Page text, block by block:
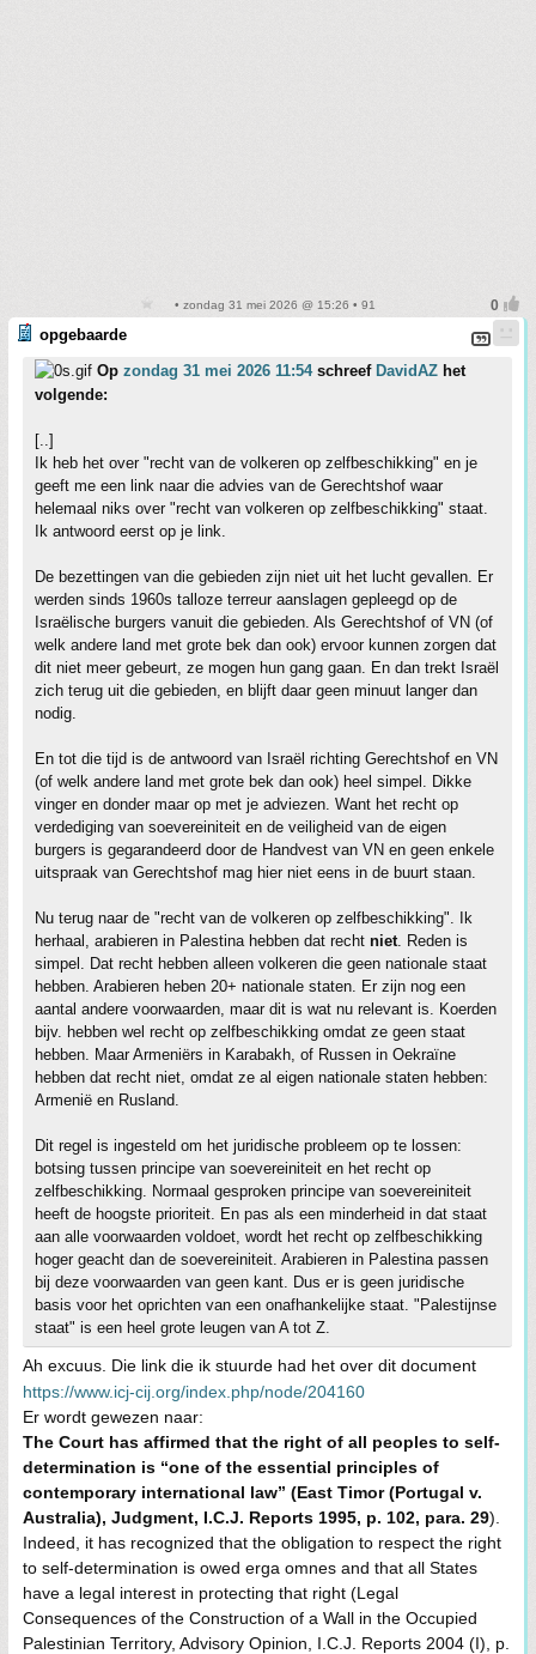
• zondag 31 mei 2026 @ 15:26 • 91
opgebaarde
Op zondag 31 mei 2026 11:54schreef DavidAZ het
volgende:
[..]
Ik heb het over "recht van de volkeren op zelfbeschikking" en je
geeft me een link naar die advies van de Gerechtshof waar
helemaal niks over "recht van volkeren op zelfbeschikking" staat.
Ik antwoord eerst op je link.
De bezettingen van die gebieden zijn niet uit het lucht gevallen. Er
werden sinds 1960s talloze terreur aanslagen gepleegd op de
Israëlische burgers vanuit die gebieden. Als Gerechtshof of VN (of
welk andere land met grote bek dan ook) ervoor kunnen zorgen dat
dit niet meer gebeurt, ze mogen hun gang gaan. En dan trekt Israël
zich terug uit die gebieden, en blijft daar geen minuut langer dan
nodig.
En tot die tijd is de antwoord van Israël richting Gerechtshof en VN
(of welk andere land met grote bek dan ook) heel simpel. Dikke
vinger en donder maar op met je adviezen. Want het recht op
verdediging van soevereiniteit en de veiligheid van de eigen
burgers is gegarandeerd door de Handvest van VN en geen enkele
uitspraak van Gerechtshof mag hier niet eens in de buurt staan.
Nu terug naar de "recht van de volkeren op zelfbeschikking". Ik
herhaal, arabieren in Palestina hebben dat recht niet. Reden is
simpel. Dat recht hebben alleen volkeren die geen nationale staat
hebben. Arabieren heben 20+ nationale staten. Er zijn nog een
aantal andere voorwaarden, maar dit is wat nu relevant is. Koerden
bijv. hebben wel recht op zelfbeschikking omdat ze geen staat
hebben. Maar Armeniërs in Karabakh, of Russen in Oekraïne
hebben dat recht niet, omdat ze al eigen nationale staten hebben:
Armenië en Rusland.
Dit regel is ingesteld om het juridische probleem op te lossen:
botsing tussen principe van soevereiniteit en het recht op
zelfbeschikking. Normaal gesproken principe van soevereiniteit
heeft de hoogste prioriteit. En pas als een minderheid in dat staat
aan alle voorwaarden voldoet, wordt het recht op zelfbeschikking
hoger geacht dan de soevereiniteit. Arabieren in Palestina passen
bij deze voorwaarden van geen kant. Dus er is geen juridische
basis voor het oprichten van een onafhankelijke staat. "Palestijnse
staat" is een heel grote leugen van A tot Z.
Ah excuus. Die link die ik stuurde had het over dit document
https://www.icj-cij.org/index.php/node/204160
Er wordt gewezen naar:
The Court has affirmed that the right of all peoples to self-
determination is “one of the essential principles of
contemporary international law” (East Timor (Portugal v.
Australia), Judgment, I.C.J. Reports 1995, p. 102, para. 29).
Indeed, it has recognized that the obligation to respect the right
to self-determination is owed erga omnes and that all States
have a legal interest in protecting that right (Legal
Consequences of the Construction of a Wall in the Occupied
Palestinian Territory, Advisory Opinion, I.C.J. Reports 2004 (I), p.